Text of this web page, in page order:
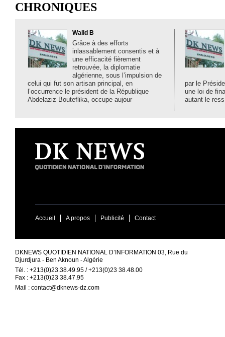
CHRONIQUES
Walid B
Grâce à des efforts
inlassablement consentis et à
une efficacité fièrement
retrouvée, la diplomatie
algérienne, sous l’impulsion de
celui qui fut son artisan principal, en
l’occurrence le président de la République
Abdelaziz Bouteflika, occupe aujour
par le
une loi de
autant le ress
Accueil A propos Publicité Contact
DKNEWS QUOTIDIEN NATIONAL D’INFORMATION 03, Rue du
Djurdjura - Ben Aknoun - Algérie
Tél. : +213(0)23.38.49.95 / +213(0)23 38.48.00
Fax : +213(0)23 38.47.95
Mail : contact@dknews-dz.com